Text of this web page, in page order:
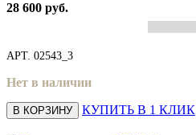
28 600 руб.
АРТ. 02543_3
Нет в наличии
В КОРЗИНУ КУПИТЬ В 1 КЛИК